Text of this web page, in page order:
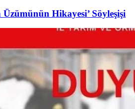
Hikayesi’ Söyleşişi